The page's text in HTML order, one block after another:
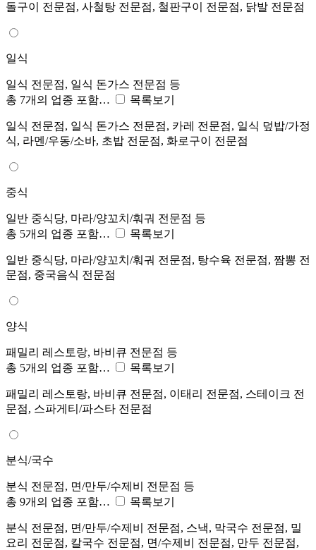
돌구이 전문점, 사철탕 전문점, 철판구이 전문점, 닭발 전문점
일식
일식 전문점, 일식 돈가스 전문점 등
총 7개의 업종 포함…
목록보기
일식 전문점, 일식 돈가스 전문점, 카레 전문점, 일식 덮밥/가정
식, 라멘/우동/소바, 초밥 전문점, 화로구이 전문점
중식
일반 중식당, 마라/양꼬치/훠궈 전문점 등
총 5개의 업종 포함…
목록보기
일반 중식당, 마라/양꼬치/훠궈 전문점, 탕수육 전문점, 짬뽕 전
문점, 중국음식 전문점
양식
패밀리 레스토랑, 바비큐 전문점 등
총 5개의 업종 포함…
목록보기
패밀리 레스토랑, 바비큐 전문점, 이태리 전문점, 스테이크 전
문점, 스파게티/파스타 전문점
분식/국수
분식 전문점, 면/만두/수제비 전문점 등
총 9개의 업종 포함…
목록보기
분식 전문점, 면/만두/수제비 전문점, 스낵, 막국수 전문점, 밀
요리 전문점, 칼국수 전문점, 면/수제비 전문점, 만두 전문점,